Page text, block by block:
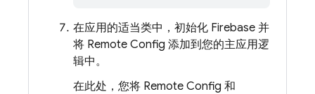
在应用的适当类中，初始化 Firebase 并
将 Remote Config 添加到您的主应用逻
辑中。
在此处，您将 Remote Config 和